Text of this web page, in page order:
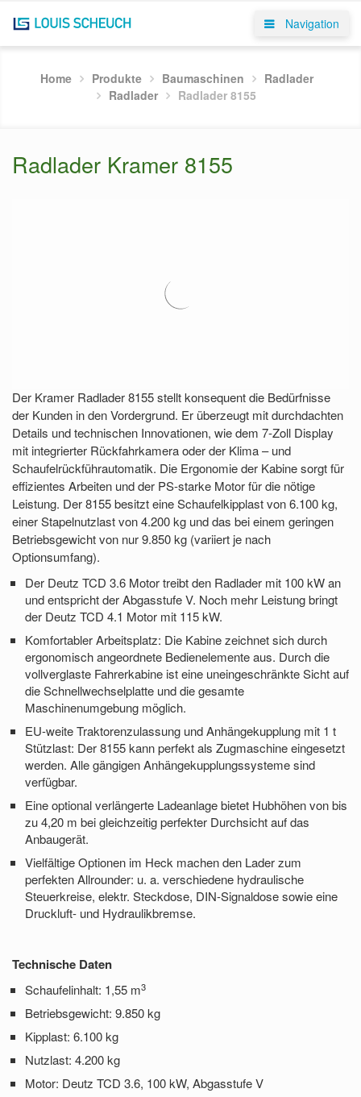
Navigation
Home Produkte Baumaschinen
Radlader
Radlader
Radlader 8155
Radlader Kramer 8155
Der Kramer Radlader 8155 stellt konsequent die Bedürfnisse
der Kunden in den Vordergrund. Er überzeugt mit durchdachten
Details und technischen Innovationen, wie dem 7-Zoll Display
mit integrierter Rückfahrkamera oder der Klima – und
Schaufelrückführautomatik. Die Ergonomie der Kabine sorgt für
effizientes Arbeiten und der PS-starke Motor für die nötige
Leistung. Der 8155 besitzt eine Schaufelkipplast von 6.100 kg,
einer Stapelnutzlast von 4.200 kg und das bei einem geringen
Betriebsgewicht von nur 9.850 kg (variiert je nach
Optionsumfang).
Der Deutz TCD 3.6 Motor treibt den Radlader mit 100 kW an
und entspricht der Abgasstufe V. Noch mehr Leistung bringt
der Deutz TCD 4.1 Motor mit 115 kW.
Komfortabler Arbeitsplatz: Die Kabine zeichnet sich durch
ergonomisch angeordnete Bedienelemente aus. Durch die
vollverglaste Fahrerkabine ist eine uneingeschränkte Sicht auf
die Schnellwechselplatte und die gesamte
Maschinenumgebung möglich.
EU-weite Traktorenzulassung und Anhängekupplung mit 1 t
Stützlast: Der 8155 kann perfekt als Zugmaschine eingesetzt
werden. Alle gängigen Anhängekupplungssysteme sind
verfügbar.
Eine optional verlängerte Ladeanlage bietet Hubhöhen von bis
zu 4,20 m bei gleichzeitig perfekter Durchsicht auf das
Anbaugerät.
Vielfältige Optionen im Heck machen den Lader zum
perfekten Allrounder: u. a. verschiedene hydraulische
Steuerkreise, elektr. Steckdose, DIN-Signaldose sowie eine
Druckluft- und Hydraulikbremse.
Technische Daten
Schaufelinhalt: 1,55 m3
Betriebsgewicht: 9.850 kg
Kipplast: 6.100 kg
Nutzlast: 4.200 kg
Motor: Deutz TCD 3.6, 100 kW, Abgasstufe V